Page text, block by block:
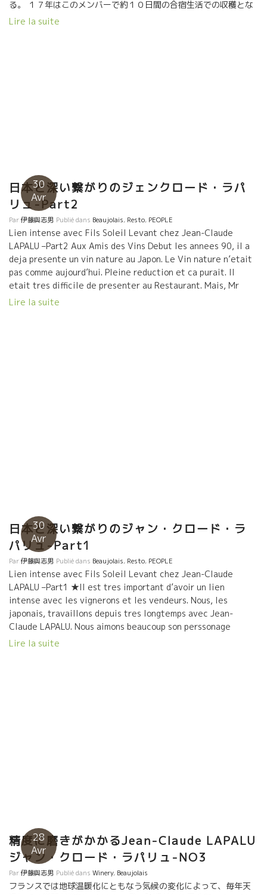
充実、精密になってきた。どこまで、美味しくなるのか将来が更
る。 １７年はこのメンバーで約１０日間の合宿生活での収穫とな
る。 今年は８月２８日より開始。 今年もこんな葡萄が収
Lire la suite
30
Avr
日本と深い繋がりのジェンクロード・ラパ
リュ-Part2
Par伊藤與志男 Publié dans Beaujolais, Resto, PEOPLE
Lien intense avec Fils Soleil Levant chez Jean-Claude
LAPALU –Part2 Aux Amis des Vins Debut les annees 90, il a
deja presente un vin nature au Japon. Le Vin nature n’etait
pas comme aujourd’hui. Pleine reduction et ca purait. Il
etait tres difficile de presenter au Restaurant. Mais, Mr
Maruyama a tante et reussi a […]
Lire la suite
30
Avr
日本と深い繋がりのジャン・クロード・ラ
パリュ-Part1
Par伊藤與志男 Publié dans Beaujolais, Resto, PEOPLE
Lien intense avec Fils Soleil Levant chez Jean-Claude
LAPALU –Part1 ★Il est tres important d’avoir un lien
intense avec les vignerons et les vendeurs. Nous, les
japonais, travaillons depuis tres longtemps avec Jean-
Claude LAPALU. Nous aimons beaucoup son perssonage
discret et passionne du vin . Il y a beaucoup de japonais qui
Lire la suite
28
Avr
精度に磨きがかかるJean-Claude LAPALU
ジャン・クロード・ラパリュ-NO3
Par伊藤與志男 Publié dans Winery, Beaujolais
フランスでは地球温暖化にともなう気候の変化によって、毎年天